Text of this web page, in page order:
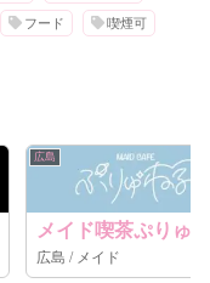
フード 喫煙可
広島
メイド喫茶ぷりゅ
広島 / メイド